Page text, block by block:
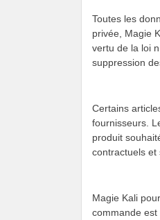
Toutes les
privée, Magie
vertu de la loi
suppression
Certains
fournisseurs.
produit
contractuels et
Magie Kali
commande est